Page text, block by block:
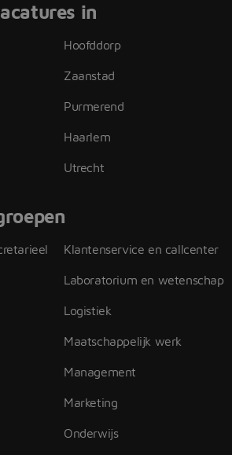
in
Hoofddorp
Zaanstad
Purmerend
Haarlem
Utrecht
Klantenservice en callcenter
Laboratorium en wetenschap
Logistiek
Maatschappelijk werk
Management
Marketing
Onderwijs